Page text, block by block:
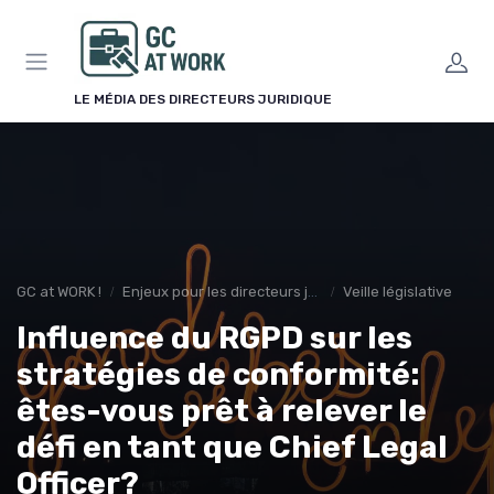
LE MÉDIA DES DIRECTEURS JURIDIQUE
GC at WORK ! Enjeux pour les directeurs juridiques Veille législative
Influence du RGPD sur les
stratégies de conformité:
êtes-vous prêt à relever le
défi en tant que Chief Legal
Officer?